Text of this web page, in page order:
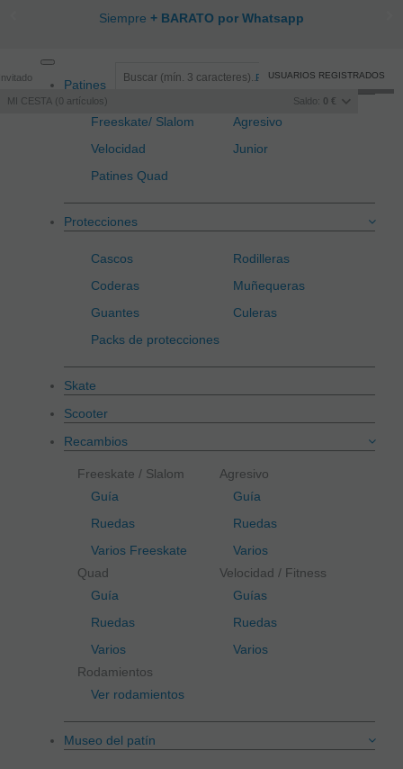
Siempre + BARATO por Whatsapp
Registro/Iniciar sesión
MI CESTA 0 artículos Saldo: 0 €
USUARIOS REGISTRADOS
navigation
Patines
Freeskate/ Slalom
Agresivo
Velocidad
Junior
Patines Quad
Protecciones
Cascos
Rodilleras
Coderas
Muñequeras
Guantes
Culeras
Packs de protecciones
Skate
Scooter
Recambios
Freeskate / Slalom
Guía
Ruedas
Varios Freeskate
Agresivo
Guía
Ruedas
Varios
Quad
Guía
Ruedas
Varios
Velocidad / Fitness
Guías
Ruedas
Varios
Rodamientos
Ver rodamientos
Museo del patín